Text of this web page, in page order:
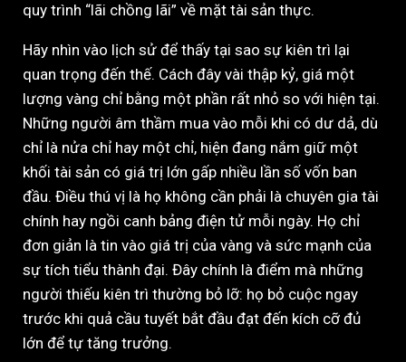
quy trình “lãi chồng lãi” về mặt tài sản thực.
Hãy nhìn vào lịch sử để thấy tại sao sự kiên trì lại
quan trọng đến thế. Cách đây vài thập kỷ, giá một
lượng vàng chỉ bằng một phần rất nhỏ so với hiện tại.
Những người âm thầm mua vào mỗi khi có dư dả, dù
chỉ là nửa chỉ hay một chỉ, hiện đang nắm giữ một
khối tài sản có giá trị lớn gấp nhiều lần số vốn ban
đầu. Điều thú vị là họ không cần phải là chuyên gia tài
chính hay ngồi canh bảng điện tử mỗi ngày. Họ chỉ
đơn giản là tin vào giá trị của vàng và sức mạnh của
sự tích tiểu thành đại. Đây chính là điểm mà những
người thiếu kiên trì thường bỏ lỡ: họ bỏ cuộc ngay
trước khi quả cầu tuyết bắt đầu đạt đến kích cỡ đủ
lớn để tự tăng trưởng.